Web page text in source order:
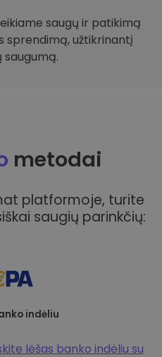
saugų ir patikimą
sprendimą, užtikrinantį
saugumą.
metodai
platformoje, turite
saugių parinkčių:
indėliu
lėšas banko indėliu su